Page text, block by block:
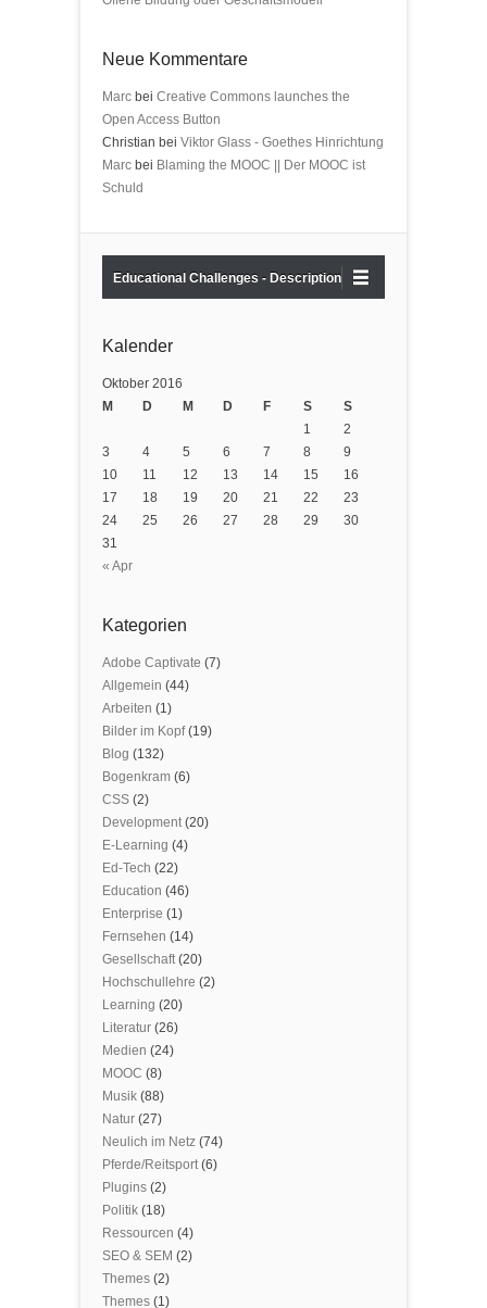
Neue Kommentare
Marc bei Creative Commons launches the
Open Access Button
Christian bei Viktor Glass - Goethes Hinrichtung
Marc bei Blaming the MOOC || Der MOOC ist
Schuld
Educational Challenges - Description
Kalender
Oktober 2016
M
D M D F S S
« Apr
1
2
3
4 5 6 7 8
9
10
11 12 13 14 15
16
17
18 19 20 21 22
23
24
25 26 27 28 29
30
31
Kategorien
Adobe Captivate (7)
Allgemein (44)
Arbeiten (1)
Bilder im Kopf(19)
Blog (132)
Bogenkram (6)
CSS (2)
Development(20)
E-Learning (4)
Ed-Tech (22)
Education (46)
Enterprise (1)
Fernsehen (14)
Gesellschaft(20)
Hochschullehre (2)
Learning (20)
Literatur (26)
Medien (24)
MOOC (8)
Musik (88)
Natur (27)
Neulich im Netz (74)
Pferde/Reitsport(6)
Plugins (2)
Politik (18)
Ressourcen (4)
SEO & SEM (2)
Themes (2)
Themes (1)